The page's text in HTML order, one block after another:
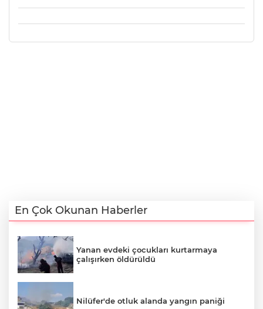
En Çok Okunan Haberler
Yanan evdeki çocukları kurtarmaya
çalışırken öldürüldü
Nilüfer'de otluk alanda yangın paniği